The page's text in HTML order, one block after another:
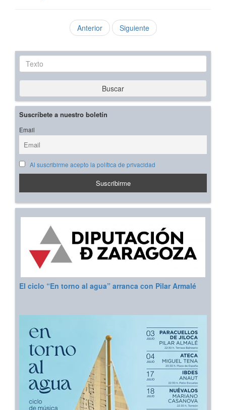
Anterior Siguiente
Texto
Buscar
Suscríbete a nuestro boletín
Email
Al suscribirme acepto la política de privacidad
El ciclo “En torno al agua” arranca con Pilar Armalé